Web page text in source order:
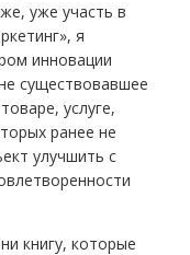
уже участь в
я
инновации
существовавшее
услуге,
ранее не
улучшить с
книгу, которые